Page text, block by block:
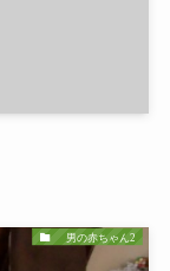
男の赤ちゃん2